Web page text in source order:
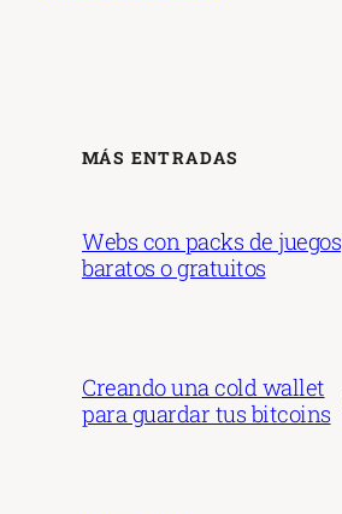
MÁS ENTRADAS
Webs con packs de juegos
baratos o gratuitos
Creando una cold wallet
para guardar tus bitcoins